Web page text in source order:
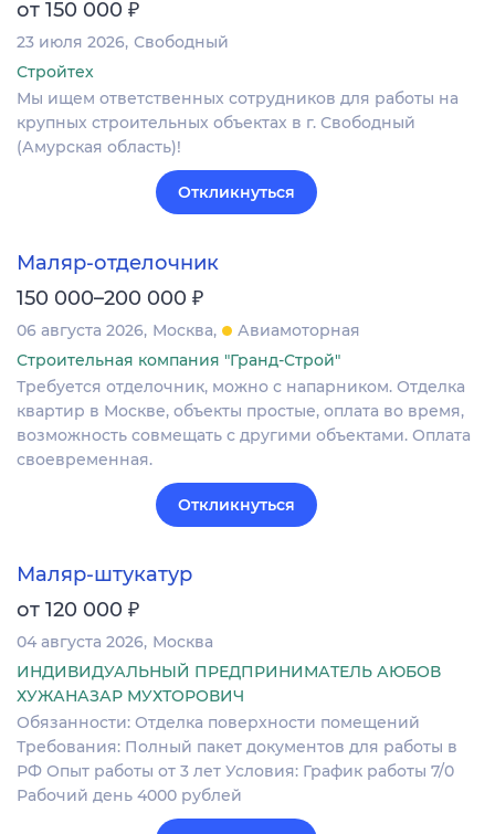
от 150 000 ₽
23 июля 2026 Свободный
Стройтех
Мы ищем ответственных сотрудников для работы на
крупных строительных объектах в г. Свободный
(Амурская область)!
Откликнуться
Маляр-отделочник
150 000–200 000 ₽
06 августа 2026 Москва
Авиамоторная
Строительная компания "Гранд-Строй"
Требуется отделочник, можно с напарником. Отделка
квартир в Москве, объекты простые, оплата во время,
возможность совмещать с другими объектами. Оплата
своевременная.
Откликнуться
Маляр-штукатур
от 120 000 ₽
04 августа 2026 Москва
ИНДИВИДУАЛЬНЫЙ ПРЕДПРИНИМАТЕЛЬ АЮБОВ
ХУЖАНАЗАР МУХТОРОВИЧ
Обязанности: Отделка поверхности помещений
Требования: Полный пакет документов для работы в
РФ Опыт работы от 3 лет Условия: График работы 7/0
Рабочий день 4000 рублей